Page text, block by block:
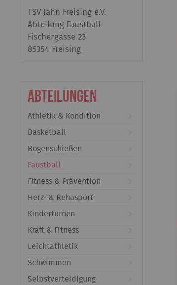
TSV Jahn Freising e.V.
Abteilung Faustball
Fischergasse 23
85354 Freising
Abteilungen
Athletik & Kondition
Basketball
Bogenschießen
Faustball
Fitness & Prävention
Herz- & Rehasport
Kinderturnen
Kraft & Fitness
Leichtathletik
Schwimmen
Selbstverteidigung